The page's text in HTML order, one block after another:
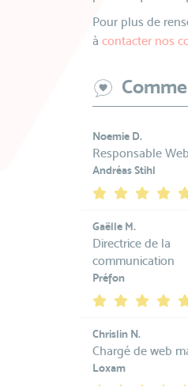
Pour plus de
à contacter nos
Noemie D.
Responsable Web
Andréas Stihl
Gaëlle M.
Directrice de la
communication
Préfon
Chrislin N.
Chargé de web
Loxam